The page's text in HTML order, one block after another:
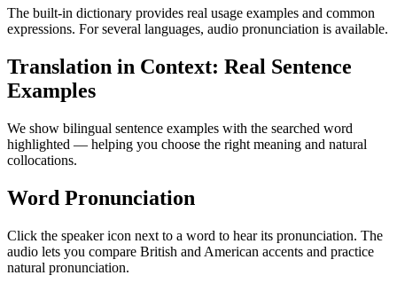
The built-in dictionary provides real usage examples and common
expressions. For several languages, audio pronunciation is available.
Translation in Context: Real Sentence
Examples
We show bilingual sentence examples with the searched word
highlighted — helping you choose the right meaning and natural
collocations.
Word Pronunciation
Click the speaker icon next to a word to hear its pronunciation. The
audio lets you compare British and American accents and practice
natural pronunciation.